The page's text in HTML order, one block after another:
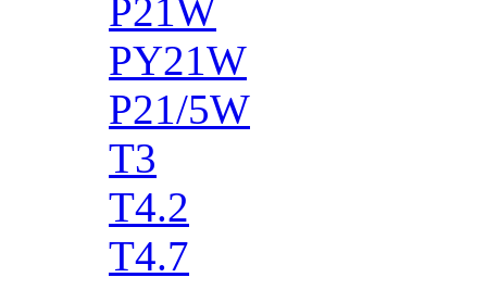
P21W
PY21W
P21/5W
T3
T4.2
T4.7